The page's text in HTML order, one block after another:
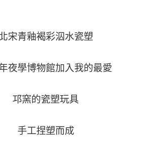
宋青釉褐彩泅水瓷塑
夜學博物館加入我的最愛
邛窯的瓷塑玩具
手工捏塑而成